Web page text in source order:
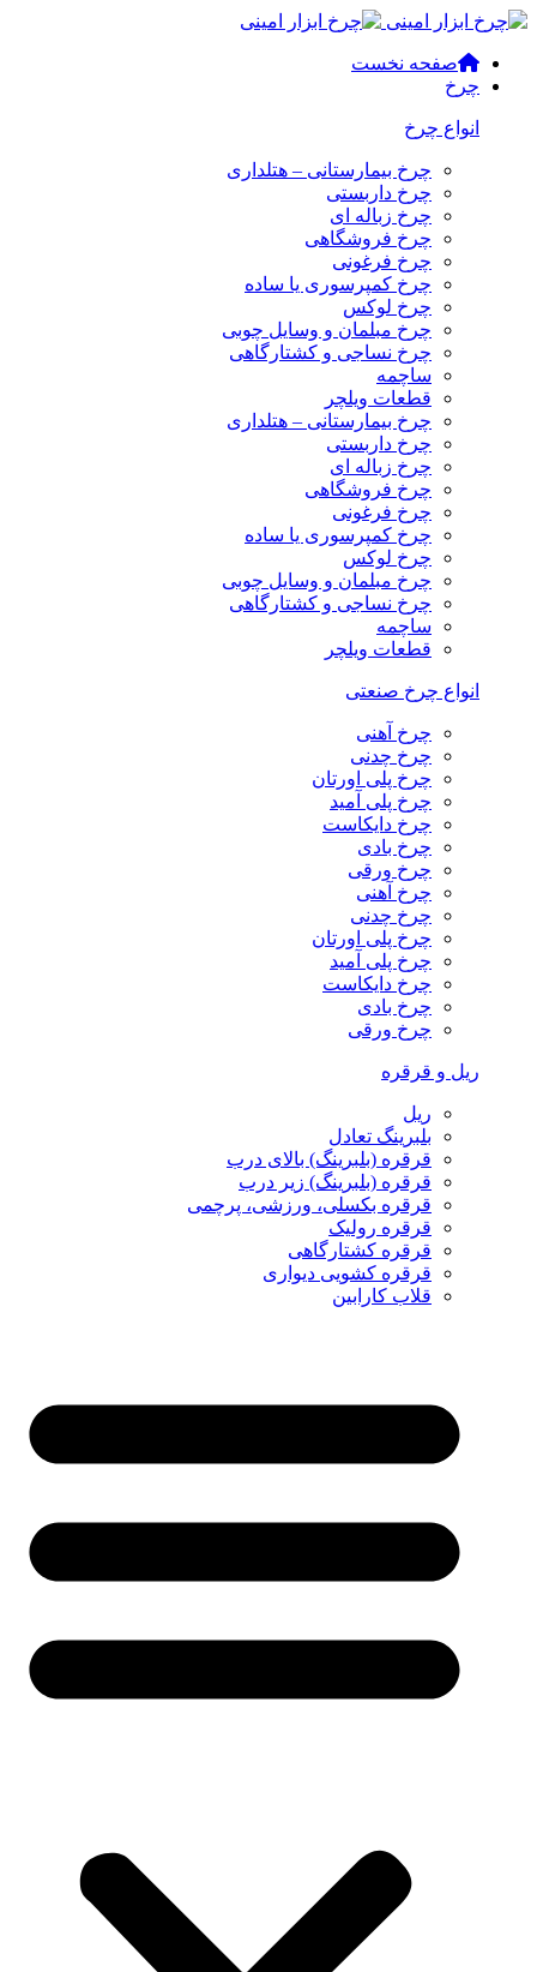
صفحه نخست
چرخ
انواع چرخ
چرخ بیمارستانی – هتلداری
چرخ داربستی
چرخ زباله ای
چرخ فروشگاهی
چرخ فرغونی
چرخ کمپرسوری یا ساده
چرخ لوکس
چرخ مبلمان و وسایل چوبی
چرخ نساجی و کشتارگاهی
ساچمه
قطعات ویلچر
چرخ بیمارستانی – هتلداری
چرخ داربستی
چرخ زباله ای
چرخ فروشگاهی
چرخ فرغونی
چرخ کمپرسوری یا ساده
چرخ لوکس
چرخ مبلمان و وسایل چوبی
چرخ نساجی و کشتارگاهی
ساچمه
قطعات ویلچر
انواع چرخ صنعتی
چرخ آهنی
چرخ چدنی
چرخ پلی اورتان
چرخ پلی آمید
چرخ دایکاست
چرخ بادی
چرخ ورقی
چرخ آهنی
چرخ چدنی
چرخ پلی اورتان
چرخ پلی آمید
چرخ دایکاست
چرخ بادی
چرخ ورقی
ریل و قرقره
ریل
بلبرینگ تعادل
قرقره (بلبرینگ) بالای درب
قرقره (بلبرینگ) زیر درب
قرقره بکسلی، ورزشی، پرچمی
قرقره رولیک
قرقره کشتارگاهی
قرقره کشویی دیواری
قلاب کارابین